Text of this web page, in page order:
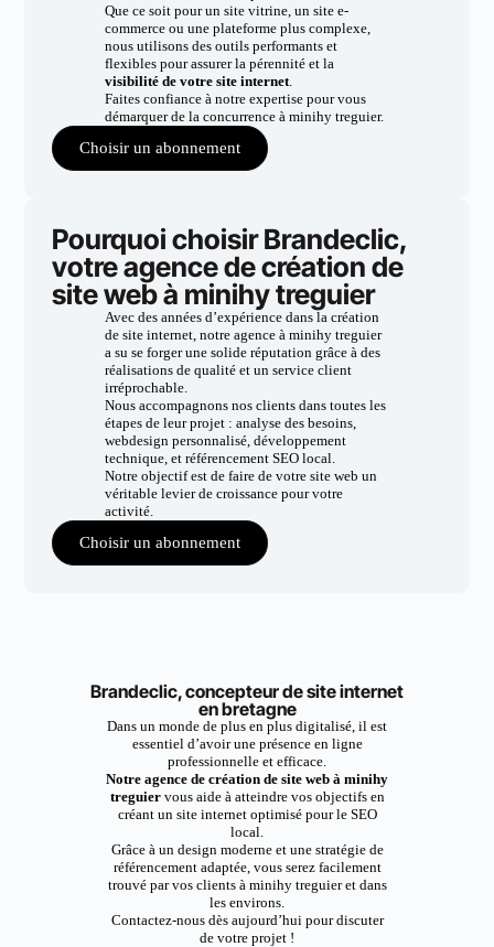
Que ce soit pour un site vitrine, un site e-
commerce ou une plateforme plus complexe,
nous utilisons des outils performants et
flexibles pour assurer la pérennité et la
visibilité de votre site internet.
Faites confiance à notre expertise pour vous
démarquer de la concurrence à minihy treguier.
Choisir un abonnement
Pourquoi choisir Brandeclic,
votre agence de création de
site web à minihy treguier
Avec des années d’expérience dans la création
de site internet, notre agence à minihy treguier
a su se forger une solide réputation grâce à des
réalisations de qualité et un service client
irréprochable.
Nous accompagnons nos clients dans toutes les
étapes de leur projet : analyse des besoins,
webdesign personnalisé, développement
technique, et référencement SEO local.
Notre objectif est de faire de votre site web un
véritable levier de croissance pour votre
activité.
Choisir un abonnement
Brandeclic, concepteur de site internet
en bretagne
Dans un monde de plus en plus digitalisé, il est
essentiel d’avoir une présence en ligne
professionnelle et efficace.
Notre agence de création de site web à minihy
treguiervous aide à atteindre vos objectifs en
créant un site internet optimisé pour le SEO
local.
Grâce à un design moderne et une stratégie de
référencement adaptée, vous serez facilement
trouvé par vos clients à minihy treguier et dans
les environs.
Contactez-nous dès aujourd’hui pour discuter
de votre projet !